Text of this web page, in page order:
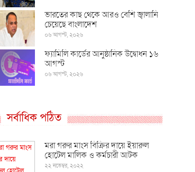
ভারতের কাছ থেকে আরও বেশি জ্বালানি
চেয়েছে বাংলাদেশ
০৬ আগস্ট, ২০২৬
ফ্যামিলি কার্ডের আনুষ্ঠানিক উদ্বোধন ১৬
আগস্ট
০৬ আগস্ট, ২০২৬
সর্বাধিক পঠিত
মরা গরুর মাংস বিক্রির দায়ে ইয়ারুল
হোটেল মালিক ও কর্মচারী আটক
২২ নভেম্বর, ২০২২